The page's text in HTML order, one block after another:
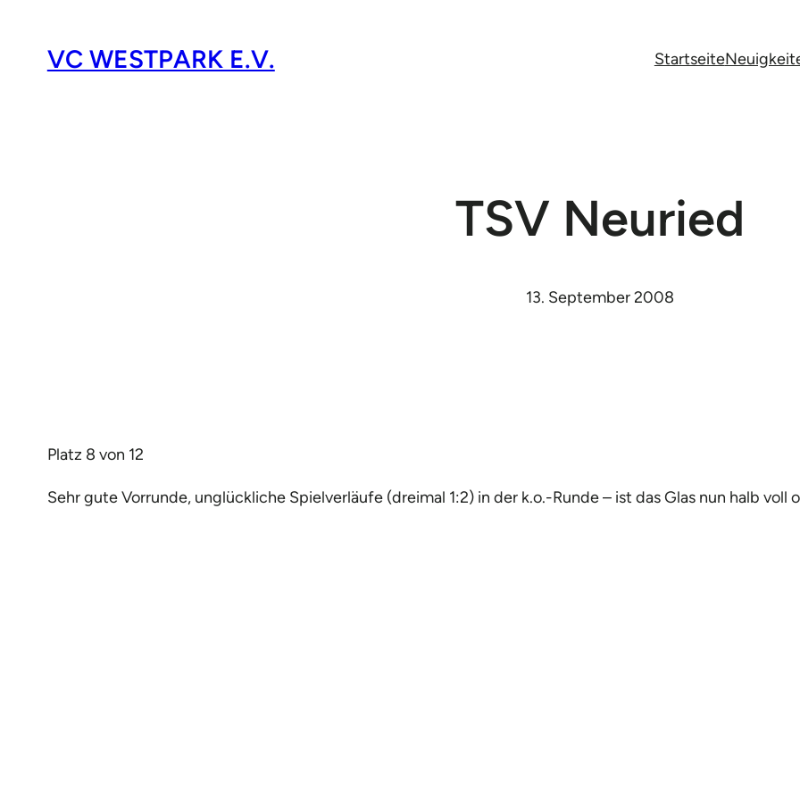
VC WESTPARK E.V. Startseite
TSV Neuried
13. September 2008
Platz 8 von 12
Sehr gute Vorrunde, unglückliche Spielverläufe (dreimal 1:2) in der k.o.-Runde – ist das Glas nun halb voll